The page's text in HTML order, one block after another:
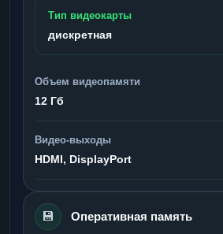
Тип видеокарты
дискретная
Объем видеопамяти
12 Гб
Видео-выходы
HDMI, DisplayPort
💾 Оперативная память